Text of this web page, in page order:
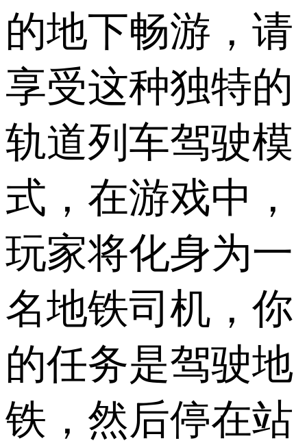
的地下畅游，请
享受这种独特的
轨道列车驾驶模
式，在游戏中，
玩家将化身为一
名地铁司机，你
的任务是驾驶地
铁，然后停在站